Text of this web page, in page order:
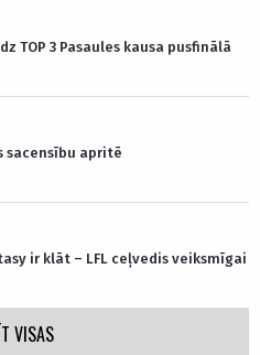
TOP 3 Pasaules kausa pusfinālā
sacensību apritē
ir klāt – LFL ceļvedis veiksmīgai
VISAS